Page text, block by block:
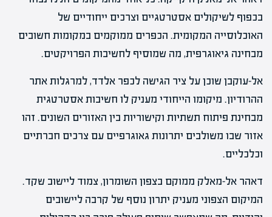
בכפוף לשיקולים אסטרטגיים וצרכים ייחודיים של
האוכלוסייה המקומית. הכפרים ממוקמים במקומות חשובים
מבחינה גיאוגרפית, מה שמוסיף לחשיבות הפרויקטים.
אל-עוקבן שוכן על ציר הגישה לכפר אלדד, למרגלות אתר
ההרודיון. מיקומו הייחודי מעניק לו חשיבות אסטרטגית
מבחינת פיתוח תשתיות וקישוריות בין האזורים השונים. זהו
אזור שבו משולבים יתרונות גאוגרפיים עם צרכים חברתיים
וכלכליים.
דאהר אל-מאלק ממוקם בצפון השומרון, צמוד ליישוב שקד.
המיקום הצפוני מעניק יתרון נוסף של קרבה ליישובים